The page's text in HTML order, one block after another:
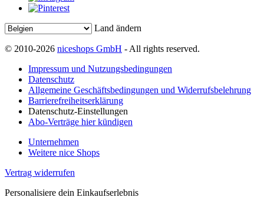
Land ändern
© 2010-2026 niceshops GmbH - All rights reserved.
Impressum und Nutzungsbedingungen
Datenschutz
Allgemeine Geschäftsbedingungen und Widerrufsbelehrung
Barrierefreiheitserklärung
Datenschutz-Einstellungen
Abo-Verträge hier kündigen
Unternehmen
Weitere nice Shops
Vertrag widerrufen
Personalisiere dein Einkaufserlebnis